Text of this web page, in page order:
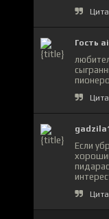
Гость
Если